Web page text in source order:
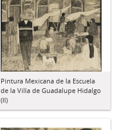
Pintura Mexicana de la Escuela
de la Villa de Guadalupe Hidalgo
(II)